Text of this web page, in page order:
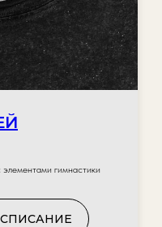
элементами гимнастики